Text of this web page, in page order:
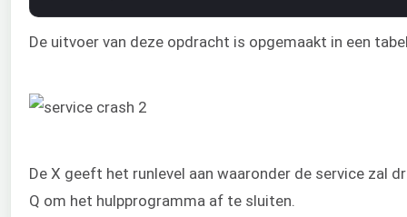
De uitvoer van deze opdracht is opgemaakt in een
De X geeft het runlevel aan waaronder de service zal
Q om het hulpprogramma af te sluiten.